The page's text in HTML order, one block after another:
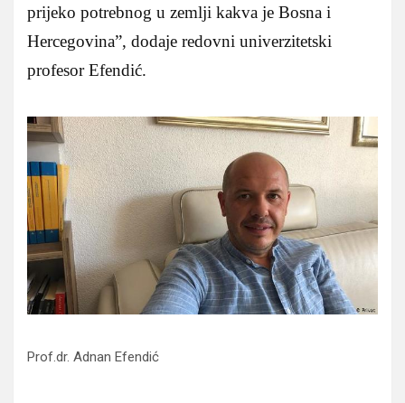
prijeko potrebnog u zemlji kakva je Bosna i
Hercegovina”, dodaje redovni univerzitetski
profesor Efendić.
Prof.dr. Adnan Efendić